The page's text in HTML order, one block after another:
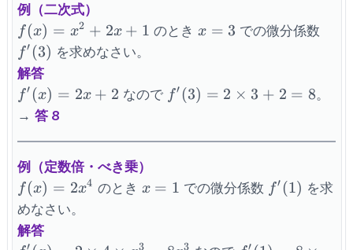
例（二次式）
f(x)=x^2+2x+1
f(x) = x2 + 2x + 1 のとき x=3
x = 3 での微分係数
f′ (3) を求めなさい。
解答
f^{\prime}
(x)=2x+2
f′ (x) = 2x + 2 なので f^{\prime}
f′ (3) = 2 × 3 + 2 = 8。
→答 8
例（定数倍・べき乗）
f(x)=2x^4
f(x) = 2x4 のとき x=1
x = 1 での微分係数 f^{\prime}
f′ (1) を求
めなさい。
解答
′ 3 3 ′